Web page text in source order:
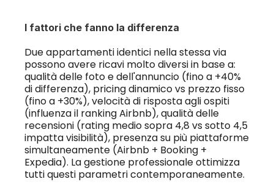
I fattori che fanno la differenza
Due appartamenti identici nella stessa via
possono avere ricavi molto diversi in base a:
qualità delle foto e dell'annuncio (fino a +40%
di differenza), pricing dinamico vs prezzo fisso
(fino a +30%), velocità di risposta agli ospiti
(influenza il ranking Airbnb), qualità delle
recensioni (rating medio sopra 4,8 vs sotto 4,5
impatta visibilità), presenza su più piattaforme
simultaneamente (Airbnb + Booking +
Expedia). La gestione professionale ottimizza
tutti questi parametri contemporaneamente.